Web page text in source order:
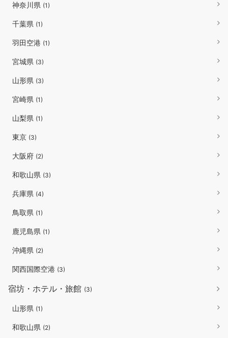
神奈川県 (1)
千葉県 (1)
羽田空港 (1)
宮城県 (3)
山形県 (3)
宮崎県 (1)
山梨県 (1)
東京 (3)
大阪府 (2)
和歌山県 (3)
兵庫県 (4)
鳥取県 (1)
鹿児島県 (1)
沖縄県 (2)
関西国際空港 (3)
宿坊・ホテル・旅館 (3)
山形県 (1)
和歌山県 (2)